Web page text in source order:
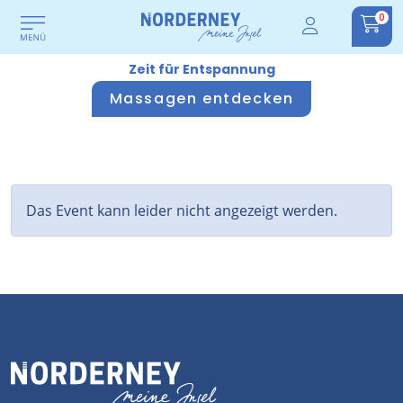
0
Zeit für Entspannung
Massagen entdecken
Das Event kann leider nicht angezeigt werden.